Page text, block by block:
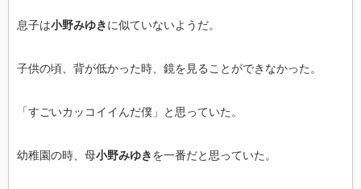
息子は小野みゆきに似ていないようだ。
子供の頃、背が低かった時、鏡を見ることができなかった。
「すごいカッコイイんだ僕」と思っていた。
幼稚園の時、母小野みゆきを一番だと思っていた。